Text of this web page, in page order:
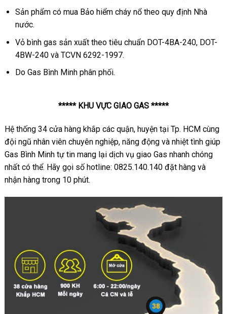
Sản phẩm có mua Bảo hiểm cháy nổ theo quy định Nhà
nước.
Vỏ bình gas sản xuất theo tiêu chuẩn DOT-4BA-240, DOT-
4BW-240 và TCVN 6292-1997.
Do Gas Bình Minh phân phối.
***** KHU VỰC GIAO GAS *****
Hệ thống 34 cửa hàng khắp các quận, huyện tại Tp. HCM cùng
đội ngũ nhân viên chuyên nghiệp, năng động và nhiệt tình giúp
Gas Bình Minh tự tin mang lại dịch vụ giao Gas nhanh chóng
nhất có thể. Hãy gọi số hotline: 0825.140.140 đặt hàng và
nhận hàng trong 10 phút.